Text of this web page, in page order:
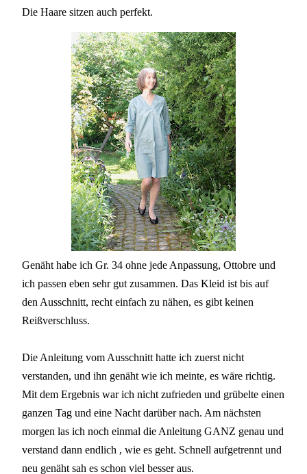
Die Haare sitzen auch perfekt.
Genäht habe ich Gr. 34 ohne jede Anpassung, Ottobre und
ich passen eben sehr gut zusammen. Das Kleid ist bis auf
den Ausschnitt, recht einfach zu nähen, es gibt keinen
Reißverschluss.
Die Anleitung vom Ausschnitt hatte ich zuerst nicht
verstanden, und ihn genäht wie ich meinte, es wäre richtig.
Mit dem Ergebnis war ich nicht zufrieden und grübelte einen
ganzen Tag und eine Nacht darüber nach. Am nächsten
morgen las ich noch einmal die Anleitung GANZ genau und
verstand dann endlich , wie es geht. Schnell aufgetrennt und
neu genäht sah es schon viel besser aus.